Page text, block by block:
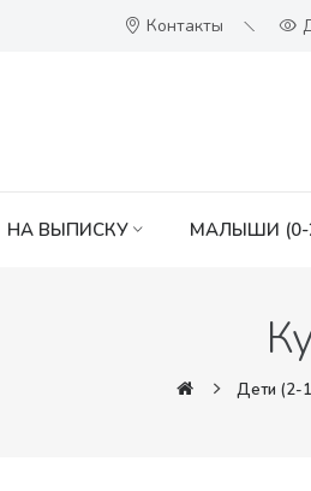
Контакты
НА ВЫПИСКУ МАЛЫШИ (0-
Дети (2-